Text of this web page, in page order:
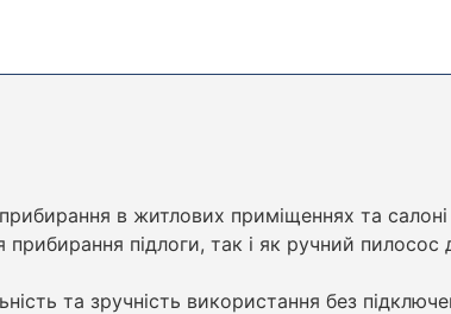
в житлових приміщеннях та
підлоги, так і як ручний пилосос
та зручність використання без